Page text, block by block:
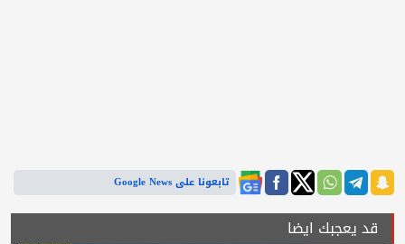
تابعونا على Google News
قد يعجبك ايضا